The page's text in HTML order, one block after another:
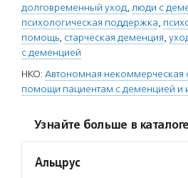
долговременный уход, люди с
психологическая поддержка,
помощь, старческая деменция,
с деменцией
НКО: Автономная некоммерческая
помощи пациентам с деменцией и
Узнайте больше в
Альцрус